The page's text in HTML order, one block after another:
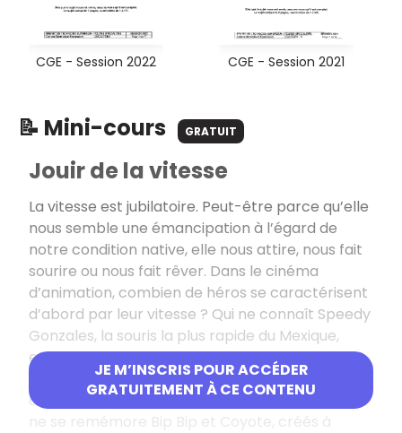
CGE - Session 2022 CGE - Session 2021
📝 Mini-cours GRATUIT
JE M’INSCRIS POUR ACCÉDER
GRATUITEMENT À CE CONTENU
Jouir de la vitesse
La vitesse est jubilatoire. Peut-être parce qu’elle
nous semble une émancipation à l’égard de
notre condition native, elle nous attire, nous fait
sourire ou nous fait rêver. Dans le cinéma
d’animation, combien de héros se caractérisent
d’abord par leur vitesse ? Qui ne connaît Speedy
Gonzales, la souris la plus rapide du Mexique,
ennemi de Sylvestre Grosminet, mise en scène
par la Warner Bros dans la sérieLooney Tunes
depuis les années 1950, sans discontinuer ? Qui
ne se remémore Bip Bip et Coyote, créés à